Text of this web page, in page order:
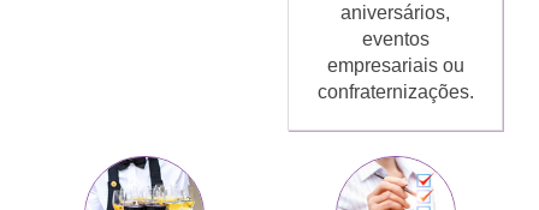
aniversários,
eventos
empresariais ou
confraternizações.